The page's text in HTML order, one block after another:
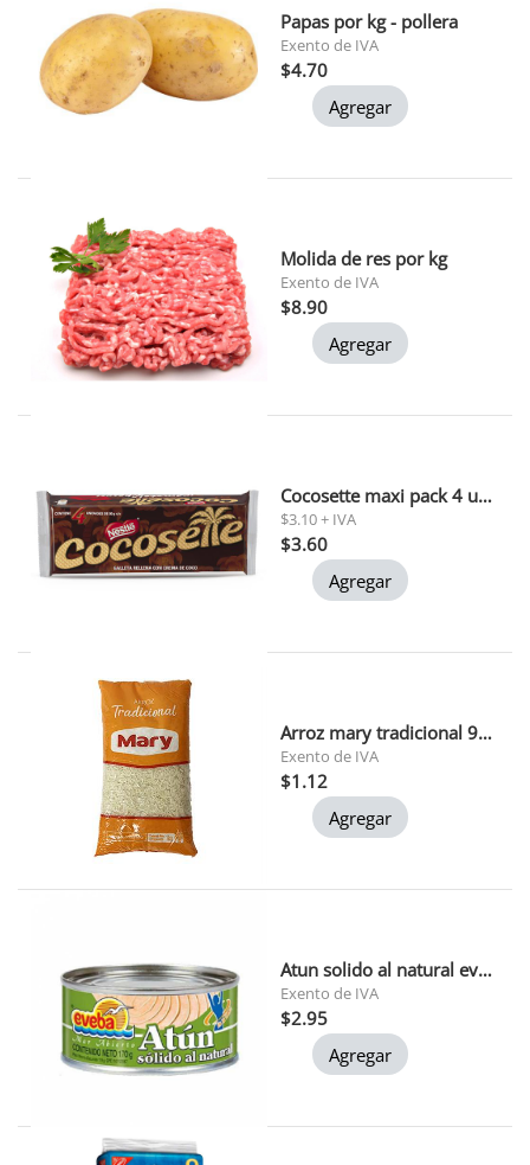
Papas por kg - pollera
Exento de IVA
$4.70
Agregar
Molida de res por kg
Exento de IVA
$8.90
Agregar
Cocosette maxi pack 4 und 50 gr c/u
$3.10 + IVA
$3.60
Agregar
Arroz mary tradicional 900 gr 1x24
Exento de IVA
$1.12
Agregar
Atun solido al natural eveba 170 gr 1x24
Exento de IVA
$2.95
Agregar